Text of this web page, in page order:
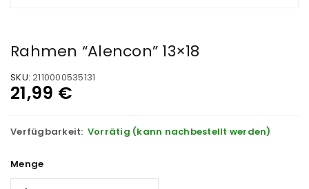
Rahmen “Alencon” 13×18
SKU: 2110000535131
21,99 €
Verfügbarkeit: Vorrätig (kann nachbestellt werden)
Menge